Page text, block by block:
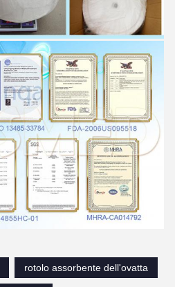
rotolo assorbente dell'ovatta